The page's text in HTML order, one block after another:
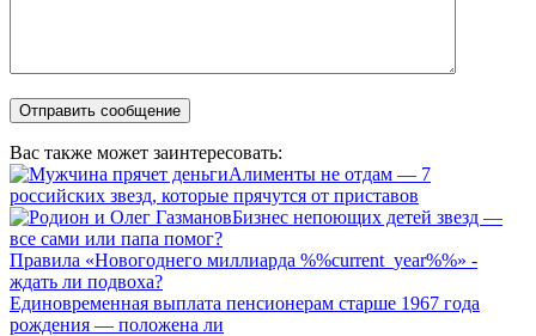
Вас также может заинтересовать:
Алименты не отдам — 7
российских звезд, которые прячутся от приставов
Бизнес непоющих детей звезд —
все сами или папа помог?
Правила «Новогоднего миллиарда %%current_year%%» -
ждать ли подвоха?
Единовременная выплата пенсионерам старше 1967 года
рождения — положена ли